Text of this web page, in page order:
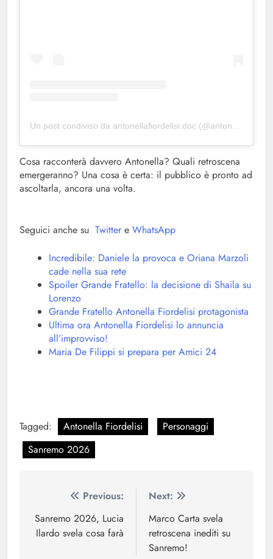
Un post condiviso da antonellafiordelisi.doc (@antonellafiordelisi.doc)
Cosa racconterà davvero Antonella? Quali retroscena
emergeranno? Una cosa è certa: il pubblico è pronto ad
ascoltarla, ancora una volta.
Seguici anche su Twitter e WhatsApp
Incredibile: Daniele la provoca e Oriana Marzoli
cade nella sua rete
Spoiler Grande Fratello: la decisione di Shaila su
Lorenzo
Grande Fratello Antonella Fiordelisi protagonista
Ultima ora Antonella Fiordelisi lo annuncia
all’improvviso!
Maria De Filippi si prepara per Amici 24
Tagged: Antonella Fiordelisi
Personaggi
Sanremo 2026
Navigazione
articoli
Previous:
Sanremo 2026, Lucia
Ilardo svela cosa farà
Next:
Marco Carta svela
retroscena inediti su
Sanremo!